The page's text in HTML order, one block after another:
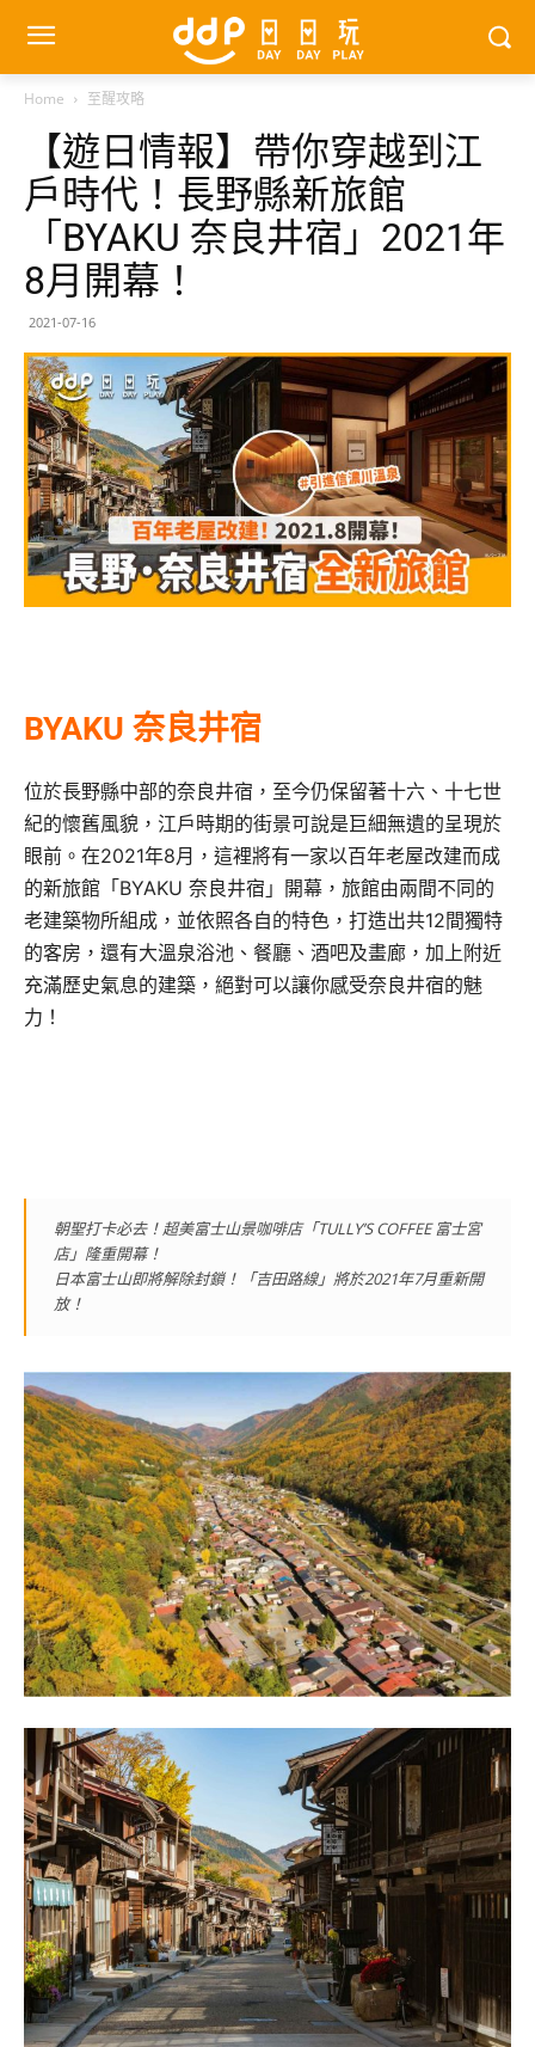
Home 至醒攻略
【遊日情報】帶你穿越到江
戶時代！長野縣新旅館
「BYAKU 奈良井宿」2021年
8月開幕！
2021-07-16
BYAKU 奈良井宿
位於長野縣中部的奈良井宿，至今仍保留著十六、十七世
紀的懷舊風貌，江戶時期的街景可說是巨細無遺的呈現於
眼前。在2021年8月，這裡將有一家以百年老屋改建而成
的新旅館「BYAKU 奈良井宿」開幕，旅館由兩間不同的
老建築物所組成，並依照各自的特色，打造出共12間獨特
的客房，還有大溫泉浴池、餐廳、酒吧及畫廊，加上附近
充滿歷史氣息的建築，絕對可以讓你感受奈良井宿的魅
力！
朝聖打卡必去！超美富士山景咖啡店「TULLY’S COFFEE 富士宮
店」隆重開幕！
日本富士山即將解除封鎖！「吉田路線」將於2021年7月重新開
放！